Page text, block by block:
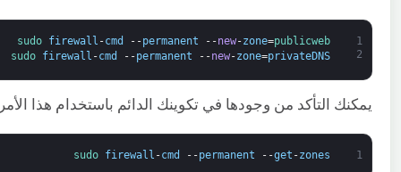
1
2
sudo firewall -cmd --permanent --new-zone=publicweb
sudo firewall -cmd --permanent --new-zone=privateDNS
يمكنك التأكد من وجودها في تكوينك الدائم باستخدام هذا
1
sudo firewall -cmd --permanent --get -zones